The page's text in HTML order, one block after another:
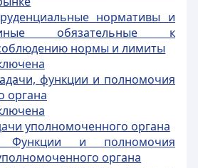
нормативы и
обязательные к
нормы и лимиты
функции и полномочия
органа
уполномоченного органа
Функции и полномочия
органа